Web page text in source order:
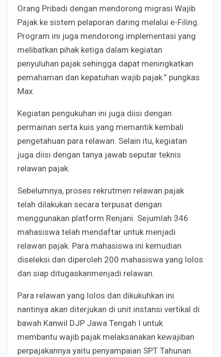
Orang Pribadi dengan mendorong migrasi Wajib
Pajak ke sistem pelaporan daring melalui e-Filing.
Program ini juga mendorong implementasi yang
melibatkan pihak ketiga dalam kegiatan
penyuluhan pajak sehingga dapat meningkatkan
pemahaman dan kepatuhan wajib pajak.” pungkas
Max.
Kegiatan pengukuhan ini juga diisi dengan
permainan serta kuis yang memantik kembali
pengetahuan para relawan. Selain itu, kegiatan
juga diisi dengan tanya jawab seputar teknis
relawan pajak.
Sebelumnya, proses rekrutmen relawan pajak
telah dilakukan secara terpusat dengan
menggunakan platform Renjani. Sejumlah 346
mahasiswa telah mendaftar untuk menjadi
relawan pajak. Para mahasiswa ini kemudian
diseleksi dan diperoleh 200 mahasiswa yang lolos
dan siap ditugaskanmenjadi relawan.
Para relawan yang lolos dan dikukuhkan ini
nantinya akan diterjukan di unit instansi vertikal di
bawah Kanwil DJP Jawa Tengah I untuk
membantu wajib pajak melaksanakan kewajiban
perpajakannya yaitu penyampaian SPT Tahunan.